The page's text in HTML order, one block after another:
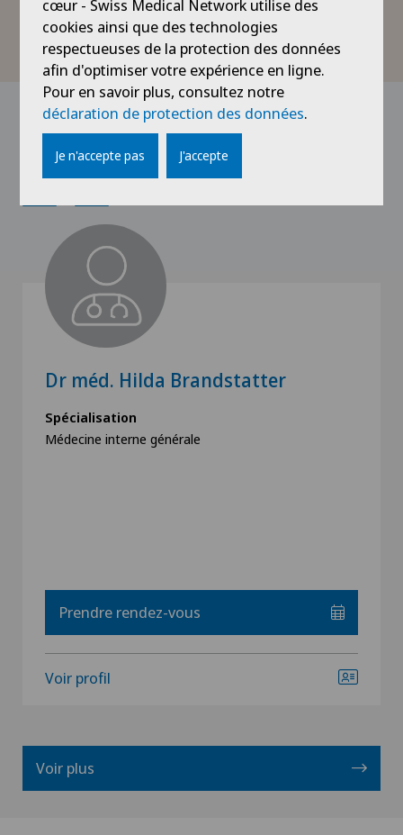
interventionnel de très haute technicité et
performance.
Médecins avec cette
spécialisation
Dr méd. Hilda Brandstatter
Spécialisation
Médecine interne générale
Prendre rendez-vous
Voir profil
Voir plus
cœur - Swiss Medical Network utilise des
cookies ainsi que des technologies
respectueuses de la protection des données
afin d'optimiser votre expérience en ligne.
Pour en savoir plus, consultez notre
déclaration de protection des données.
Je n'accepte pas J'accepte